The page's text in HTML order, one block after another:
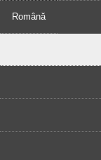
Română